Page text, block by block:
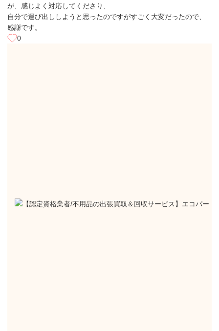
が、感じよく対応してくださり、
自分で運び出ししようと思ったのですがすごく大変だったので、
感謝です。
0